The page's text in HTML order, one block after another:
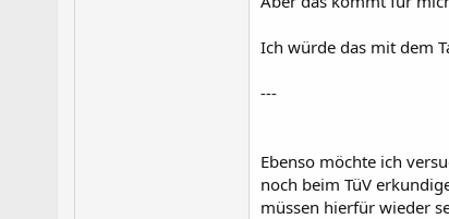
Ich würde das mit dem
---
Ebenso möchte ich
noch beim TüV
müssen hierfür wieder